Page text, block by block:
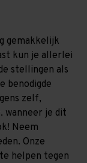
gemakkelijk
kun je allerlei
stellingen als
benodigde
zelf,
wanneer je dit
Neem
Onze
helpen tegen